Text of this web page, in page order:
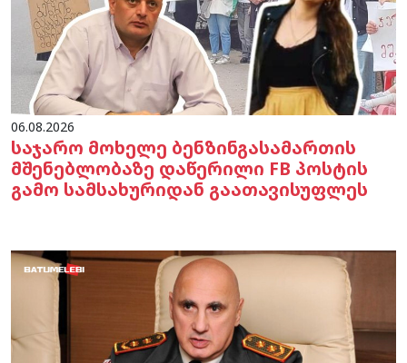
06.08.2026
საჯარო მოხელე ბენზინგასამართის
მშენებლობაზე დაწერილი FB პოსტის
გამო სამსახურიდან გაათავისუფლეს